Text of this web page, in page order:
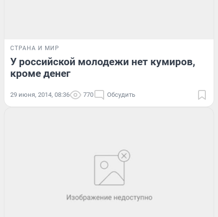
СТРАНА И МИР
У российской молодежи нет кумиров,
кроме денег
29 июня, 2014, 08:36 770 Обсудить